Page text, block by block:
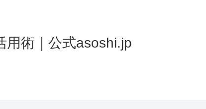
用術｜公式asoshi.jp